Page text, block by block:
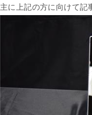
主に上記の方に向けて記